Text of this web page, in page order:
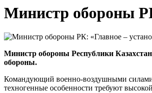
Министр обороны
Министр обороны Республики
обороны.
Командующий военно-воздушными силами
техногенные особенности требуют